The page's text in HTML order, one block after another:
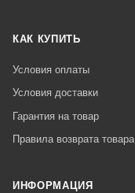
КАК КУПИТЬ
Условия оплаты
Условия доставки
Гарантия на товар
Правила возврата товара
ИНФОРМАЦИЯ